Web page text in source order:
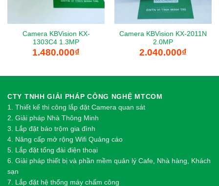
Camera KBVision KX-
1303C4 1.3MP
1.480.000₫
Camera KBVision KX-2011N
2.0MP
2.040.000₫
CTY TNHH GIẢI PHÁP CÔNG NGHỆ MTCOM
1. Thiết kế thi công lắp đặt Camera quan sát
2. Giải pháp Nhà Thông Minh
3. Lắp đặt báo trộm gia đình
4. Nâng cấp mở rộng Wifi Quảng cáo
5. Lắp đặt tổng đài điện thoại
6. Giải pháp thiết bị và phần mềm quản lý Cafe, Nhà hàng, Khách
sạn
7. Lắp đặt hệ thống máy chấm công